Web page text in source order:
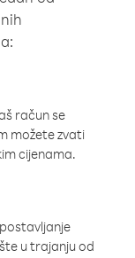
račun se
možete zvati
cijenama.
u trajanju od